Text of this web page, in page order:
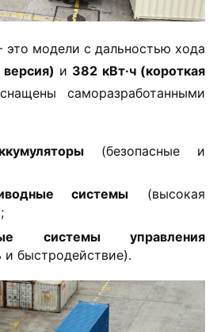
модели с дальностью хода
​ и ​ ​382 кВт·ч (короткая
саморазработанными
​ (безопасные и
системы​ ​ (высокая
системы управления​
и быстродействие).